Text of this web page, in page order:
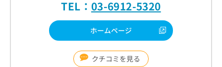
TEL： 03-6912-5320
ホームページ
クチコミを見る